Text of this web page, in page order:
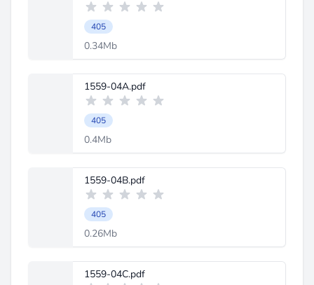
405
0.34Mb
1559-04A.pdf
405
0.4Mb
1559-04B.pdf
405
0.26Mb
1559-04C.pdf